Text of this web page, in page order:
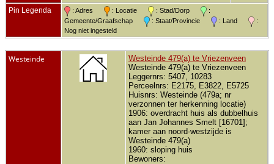
Pin Legenda : Adres : Locatie : Stad/Dorp
:
Gemeente/Graafschap
: Staat/Provincie : Land
:
Nog niet ingesteld
Westeinde
Westeinde 479(a) te Vriezenveen
Westeinde 479(a) te Vriezenveen
Leggernrs: 5407, 10283
Perceelnrs: E2175, E3822, E5725
Huisnrs: Westeinde (479a; nr
verzonnen ter herkenning locatie)
1906: overdracht huis als dubbelhuis
aan Jan Johannes Smelt [16701];
kamer aan noord-westzijde is
Westeinde 479(a)
1960: sloping huis
Bewoners: